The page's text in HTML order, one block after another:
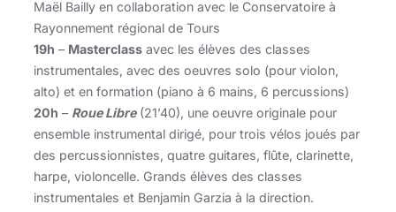
Maël Bailly en collaboration avec le Conservatoire à
Rayonnement régional de Tours
19h – Masterclass avec les élèves des classes
instrumentales, avec des oeuvres solo (pour violon,
alto) et en formation (piano à 6 mains, 6 percussions)
20h – Roue Libre(21’40), une oeuvre originale pour
ensemble instrumental dirigé, pour trois vélos joués par
des percussionnistes, quatre guitares, flûte, clarinette,
harpe, violoncelle. Grands élèves des classes
instrumentales et Benjamin Garzia à la direction.